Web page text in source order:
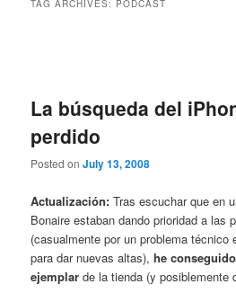
TAG ARCHIVES: PODCAST
La búsqueda del
perdido
Posted onJuly 13, 2008
Actualización: Tras escuchar que en
Bonaire estaban dando prioridad a las
(casualmente por un problema
para dar nuevas altas),he
ejemplar de la tienda (y posiblemente